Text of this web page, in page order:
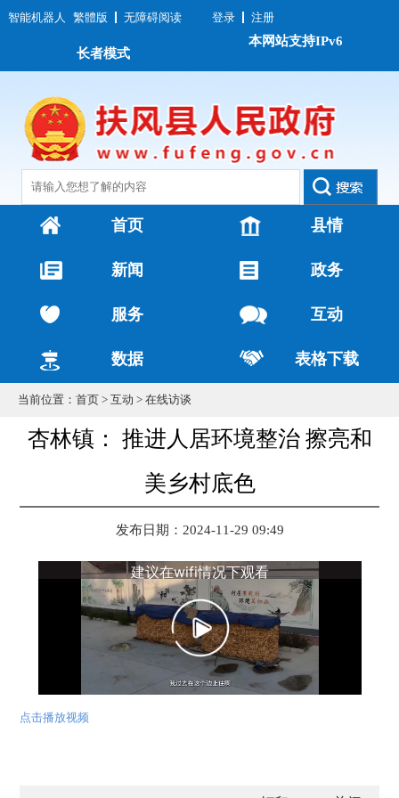
智能机器人 繁體版 无障碍阅读 登录 注册
本网站支持IPv6
长者模式
首页 县情
新闻 政务
服务 互动
数据 表格下载
当前位置： 首页 > 互动 > 在线访谈
杏林镇： 推进人居环境整治 擦亮和
美乡村底色
发布日期：2024-11-29 09:49
点击播放视频